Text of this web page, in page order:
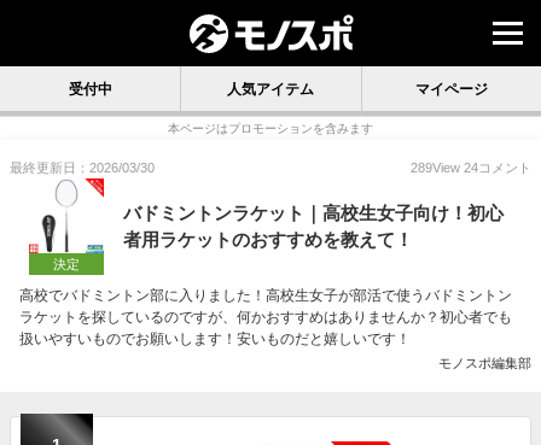
受付中 人気アイテム マイページ
本ページはプロモーションを含みます
最終更新日：2026/03/30 289View 24コメント
決定
バドミントンラケット｜高校生女子向け！初心
者用ラケットのおすすめを教えて！
高校でバドミントン部に入りました！高校生女子が部活で使うバドミントン
ラケットを探しているのですが、何かおすすめはありませんか？初心者でも
扱いやすいものでお願いします！安いものだと嬉しいです！
モノスポ編集部